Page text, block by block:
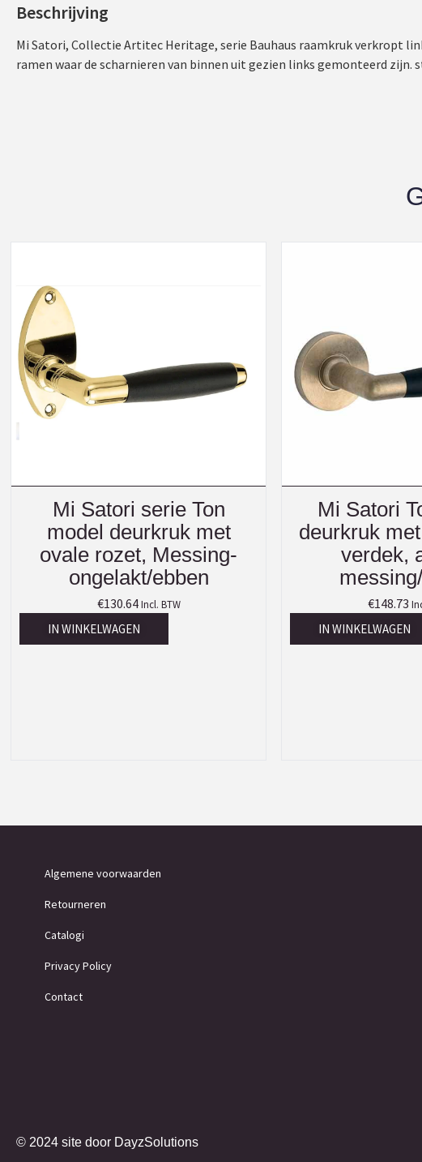
Beschrijving
Mi Satori, Collectie Artitec Heritage, serie Bauhaus raamkruk verkropt
ramen waar de scharnieren van binnen uit gezien links gemonteerd zijn.
Mi Satori serie Ton
model deurkruk met
ovale rozet, Messing-
ongelakt/ebben
€130.64 Incl. BTW
IN WINKELWAGEN
Mi Satori
deurkruk
verdek,
€148.73
IN WINKELWAGEN
Algemene voorwaarden
Retourneren
Catalogi
Privacy Policy
Contact
© 2024 site door DayzSolutions